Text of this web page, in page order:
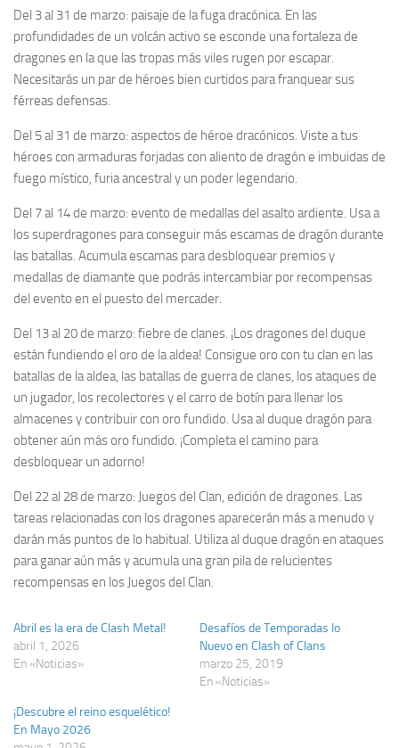
Del 3 al 31 de marzo: paisaje de la fuga dracónica. En las
profundidades de un volcán activo se esconde una fortaleza de
dragones en la que las tropas más viles rugen por escapar.
Necesitarás un par de héroes bien curtidos para franquear sus
férreas defensas.
Del 5 al 31 de marzo: aspectos de héroe dracónicos. Viste a tus
héroes con armaduras forjadas con aliento de dragón e imbuidas de
fuego místico, furia ancestral y un poder legendario.
Del 7 al 14 de marzo: evento de medallas del asalto ardiente. Usa a
los superdragones para conseguir más escamas de dragón durante
las batallas. Acumula escamas para desbloquear premios y
medallas de diamante que podrás intercambiar por recompensas
del evento en el puesto del mercader.
Del 13 al 20 de marzo: fiebre de clanes. ¡Los dragones del duque
están fundiendo el oro de la aldea! Consigue oro con tu clan en las
batallas de la aldea, las batallas de guerra de clanes, los ataques de
un jugador, los recolectores y el carro de botín para llenar los
almacenes y contribuir con oro fundido. Usa al duque dragón para
obtener aún más oro fundido. ¡Completa el camino para
desbloquear un adorno!
Del 22 al 28 de marzo: Juegos del Clan, edición de dragones. Las
tareas relacionadas con los dragones aparecerán más a menudo y
darán más puntos de lo habitual. Utiliza al duque dragón en ataques
para ganar aún más y acumula una gran pila de relucientes
recompensas en los Juegos del Clan.
Abril es la era de Clash Metal!
abril 1, 2026
En «Noticias»
Desafíos de Temporadas lo
Nuevo en Clash of Clans
marzo 25, 2019
En «Noticias»
¡Descubre el reino esquelético!
En Mayo 2026